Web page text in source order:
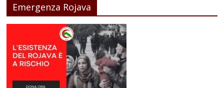
Emergenza Rojava